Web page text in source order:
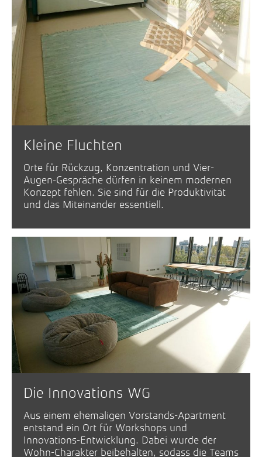
Kleine Fluchten
Orte für Rückzug, Konzentration und Vier-
Augen-Gespräche dürfen in keinem modernen
Konzept fehlen. Sie sind für die Produktivität
und das Miteinander essentiell.
Die Innovations WG
Aus einem ehemaligen Vorstands-Apartment
entstand ein Ort für Workshops und
Innovations-Entwicklung. Dabei wurde der
Wohn-Charakter beibehalten, sodass die Teams